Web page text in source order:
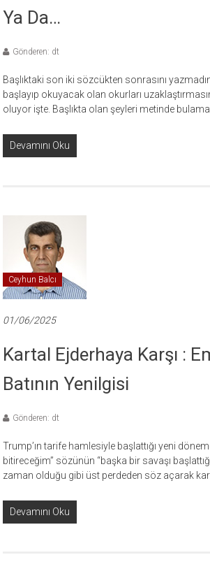
Ya Da…
Gönderen: dt
Başlıktaki son iki sözcükten sonrasını
başlayıp okuyacak olan okurları
oluyor işte. Başlıkta olan şeyleri metinde
Devamını Oku
Ceyhun Balcı
01/06/2025
Kartal Ejderhaya Karşı :
Batının Yenilgisi
Gönderen: dt
Trump’ın tarife hamlesiyle başlattığı yeni
bitireceğim” sözünün “başka bir savaşı
zaman olduğu gibi üst perdeden söz açarak
Devamını Oku